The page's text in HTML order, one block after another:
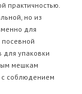
практичностью.
но из
для
для упаковки
мешкам
с соблюдением